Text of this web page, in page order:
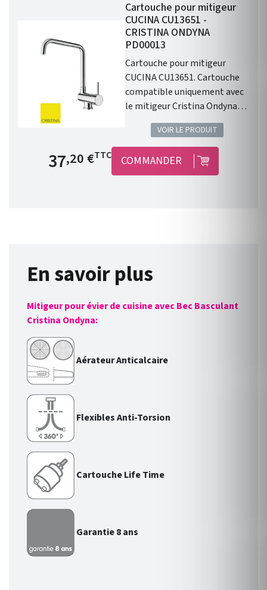
Cartouche pour mitigeur
CUCINA CU13651 -
CRISTINA ONDYNA
PD00013
Cartouche pour mitigeur
CUCINA CU13651. Cartouche
compatible uniquement avec
le mitigeur Cristina Ondyna
CUCINA CU13651 : mitigeur de
cuisine basculant.
VOIR LE PRODUIT
Prix de base
37,20 €TTC COMMANDER
En savoir plus
Mitigeur pour évier de cuisine avec Bec Basculant
Cristina Ondyna:
Aérateur Anticalcaire
Flexibles Anti-Torsion
Cartouche Life Time
Garantie 8 ans